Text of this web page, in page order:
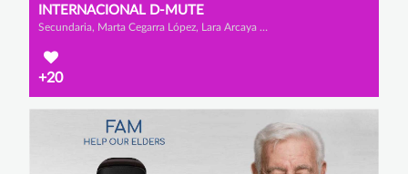
INTERNACIONAL D-MUTE
Secundaria, Marta Cegarra López, Lara Arcaya Brito y Alexandru Rares Iamendi
+20